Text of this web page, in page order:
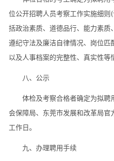
位公开招聘人员考察工作实施细
括政治素质、道德品行、能力素质
遵纪守法及廉洁自律情况、岗位
以及人事档案的完整性、真实性等
八、公示
体检及考察合格者确定为拟聘
会保障局、东莞市发展和改革局
工作日。
九、办理聘用手续